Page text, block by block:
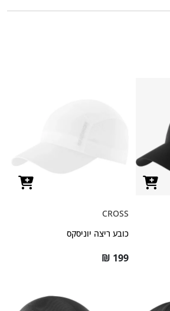
CROSS
כובע ריצה יוניסקס
₪ 199